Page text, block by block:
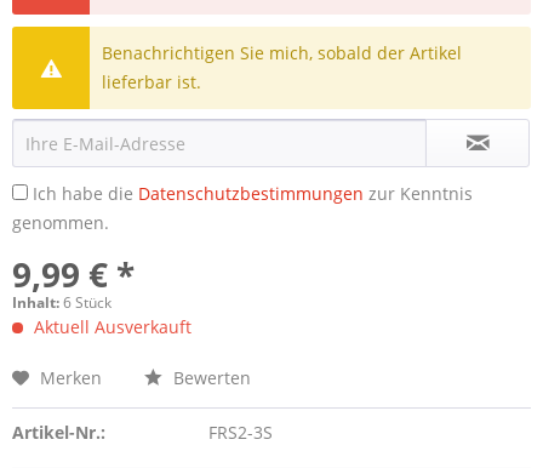
Benachrichtigen Sie mich, sobald der Artikel
lieferbar ist.
Ich habe die Datenschutzbestimmungen zur Kenntnis
genommen.
9,99 € *
Inhalt:6 Stück
Aktuell Ausverkauft
Merken Bewerten
Artikel-Nr.: FRS2-3S